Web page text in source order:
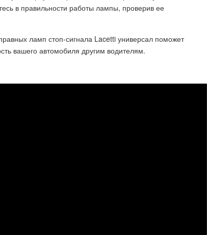
в правильности работы лампы, проверив ее
ламп стоп-сигнала Lacetti универсал поможет
вашего автомобиля другим водителям.